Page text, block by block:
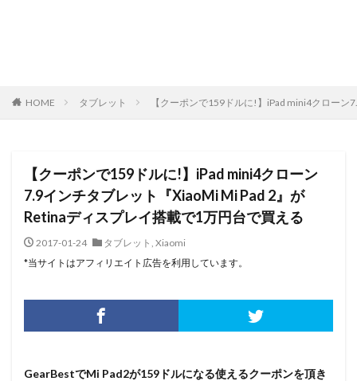
HOME タブレット 【クーポンで159ドルに!】iPad mini4クロー
【クーポンで159ドルに!】iPad mini4クローン
7.9インチタブレット『XiaoMi Mi Pad 2』が
Retinaディスプレイ搭載で1万円台で買える
2017-01-24 タブレット , Xiaomi
*当サイトはアフィリエイト広告を利用しています。
GearBestでMi Pad2が159ドルになる使えるクーポンを頂き